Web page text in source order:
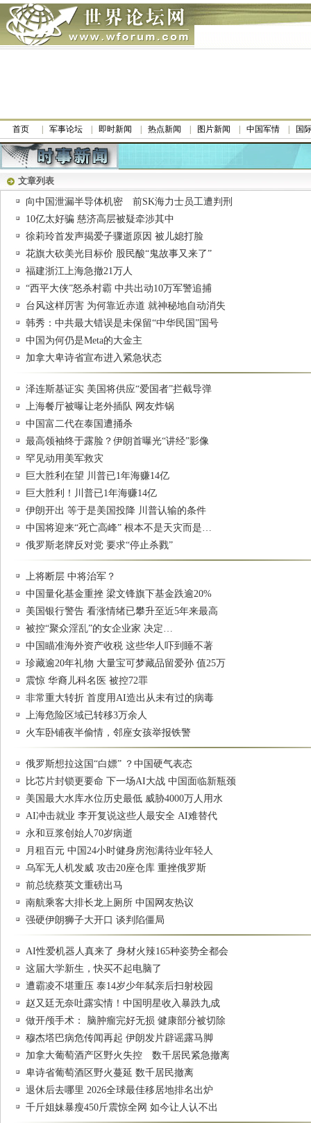
首页 军事论坛 即时新闻 热点新闻 图片新闻 中国军情 国
文章列表
向中国泄漏半导体机密 前SK海力士员工遭判刑
10亿太好骗 慈济高层被疑牵涉其中
徐莉玲首发声揭爱子骤逝原因 被儿媳打脸
花旗大砍美光目标价 股民酸“鬼故事又来了”
福建浙江上海急撤21万人
“西平大侠”怒杀村霸 中共出动10万军警追捕
台风这样厉害 为何靠近赤道 就神秘地自动消失
韩秀：中共最大错误是未保留“中华民国”国号
中国为何仍是Meta的大金主
加拿大卑诗省宣布进入紧急状态
泽连斯基证实 美国将供应“爱国者”拦截导弹
上海餐厅被曝让老外插队 网友炸锅
中国富二代在泰国遭捅杀
最高领袖终于露脸？伊朗首曝光“讲经”影像
罕见动用美军救灾
巨大胜利在望 川普已1年海赚14亿
巨大胜利！川普已1年海赚14亿
伊朗开出 等于是美国投降 川普认输的条件
中国将迎来“死亡高峰” 根本不是天灾而是…
俄罗斯老牌反对党 要求“停止杀戮”
上将断层 中将治军？
中国量化基金重挫 梁文锋旗下基金跌逾20%
美国银行警告 看涨情绪已攀升至近5年来最高
被控“聚众淫乱”的女企业家 决定…
中国瞄准海外资产收税 这些华人吓到睡不著
珍藏逾20年礼物 大量宝可梦藏品留爱孙 值25万
震惊 华裔儿科名医 被控72罪
非常重大转折 首度用AI造出从未有过的病毒
上海危险区域已转移3万余人
火车卧铺夜半偷情，邻座女孩举报铁警
俄罗斯想拉这国“白嫖” ？中国硬气表态
比芯片封锁更要命 下一场AI大战 中国面临新瓶颈
美国最大水库水位历史最低 威胁4000万人用水
AI冲击就业 李开复说这些人最安全 AI难替代
永和豆浆创始人70岁病逝
月租百元 中国24小时健身房泡满待业年轻人
乌军无人机发威 攻击20座仓库 重挫俄罗斯
前总统蔡英文重磅出马
南航乘客大排长龙上厕所 中国网友热议
强硬伊朗狮子大开口 谈判陷僵局
AI性爱机器人真来了 身材火辣165种姿势全都会
这届大学新生，快买不起电脑了
遭霸凌不堪重压 泰14岁少年弑亲后扫射校园
赵又廷无奈吐露实情！中国明星收入暴跌九成
做开颅手术： 脑肿瘤完好无损 健康部分被切除
穆杰塔巴病危传闻再起 伊朗发片辟谣露马脚
加拿大葡萄酒产区野火失控 数千居民紧急撤离
卑诗省葡萄酒区野火蔓延 数千居民撤离
退休后去哪里 2026全球最佳移居地排名出炉
千斤姐妹暴瘦450斤震惊全网 如今让人认不出